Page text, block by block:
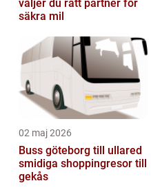
väljer du rätt partner för
säkra mil
02 maj 2026
Buss göteborg till ullared
smidiga shoppingresor till
gekås